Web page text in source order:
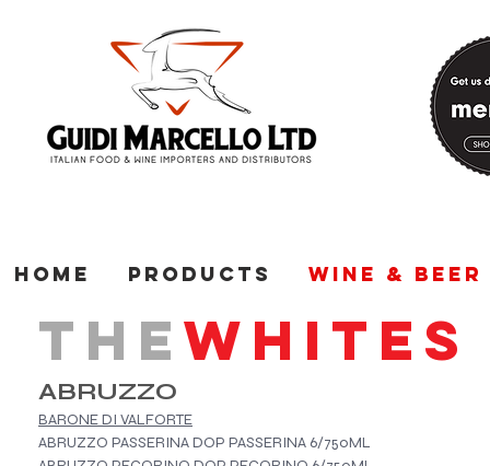
Home Products Wine & Beer
THEWHITES
ABRUZZO
BARONE DI VALFORTE
ABRUZZO PASSERINA DOP PASSERINA 6/750ML